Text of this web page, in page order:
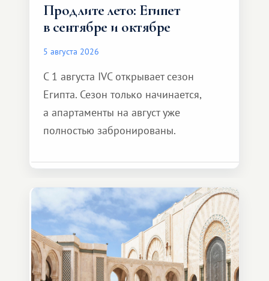
Продлите лето: Египет
в сентябре и октябре
5 августа 2026
С 1 августа IVC открывает сезон
Египта. Сезон только начинается,
а апартаменты на август уже
полностью забронированы.